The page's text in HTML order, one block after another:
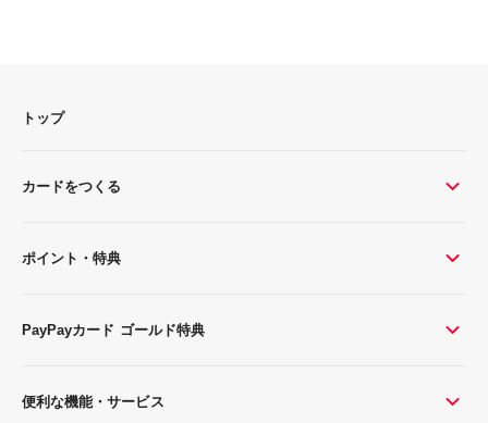
トップ
カードをつくる
ポイント・特典
PayPayカード ゴールド特典
便利な機能・サービス